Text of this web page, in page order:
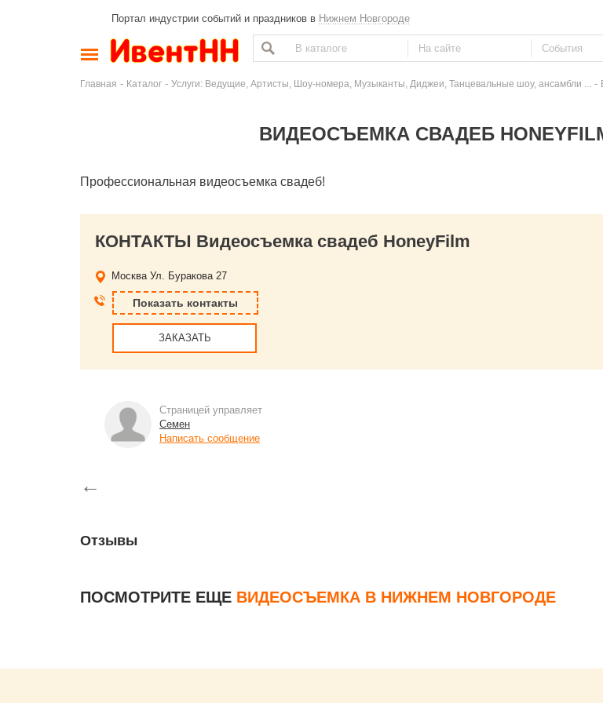
Портал индустрии событий и праздников в Нижнем Новгороде
Главная - Каталог - Услуги: Ведущие, Артисты, Шоу-номера, Музыканты, Диджеи, Танцевальные шоу, ансамбли ... -
ВИДЕОСЪЕМКА СВАДЕБ
Профессиональная видеосъемка свадеб!
КОНТАКТЫ Видеосъемка свадеб HoneyFilm
Москва Ул. Буракова 27
Показать контакты
ЗАКАЗАТЬ
Страницей управляет
Семен
Написать сообщение
←
Отзывы
ПОСМОТРИТЕ ЕЩЕ ВИДЕОСЪЕМКА В НИЖНЕМ НОВГОРОДЕ